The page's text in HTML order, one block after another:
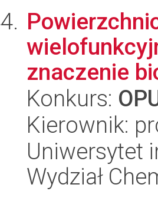
znaczenie
Konkurs:
Kierownik:
Uniwersytet
Wydział